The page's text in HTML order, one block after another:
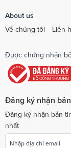
About us
Về chúng tôi
Liên
Được chứng nhận
Đăng ký nhận
Đăng ký nhận bản
nhất